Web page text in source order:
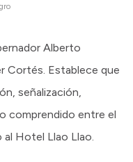
Alberto
Cortés. Establece que
señalización,
comprendido entre el
Hotel Llao Llao.